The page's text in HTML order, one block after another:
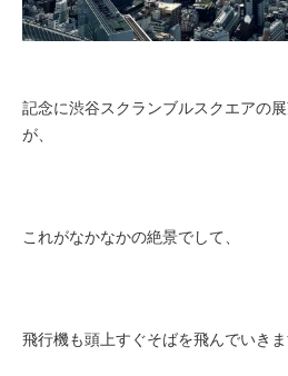
記念に渋谷スクランブルスクエアの
が、
これがなかなかの絶景でして、
飛行機も頭上すぐそばを飛んでいきま